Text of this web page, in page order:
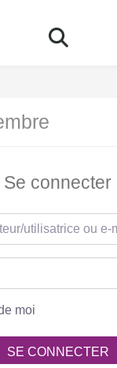
Se connecter
utilisatrice ou e-mail
moi
SE CONNECTER